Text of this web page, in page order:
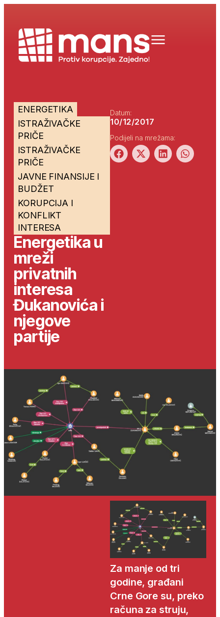
ENERGETIKA
ISTRAŽIVAČKE
PRIČE
ISTRAŽIVAČKE
PRIČE
JAVNE FINANSIJE I
BUDŽET
KORUPCIJA I
KONFLIKT
INTERESA
Energetika u
mreži
privatnih
interesa
Đukanovića i
njegove
partije
Datum:
10/12/2017
Podijeli na mrežama:
Za manje od tri
godine, građani
Crne Gore su, preko
računa za struju,